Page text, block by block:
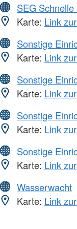
SEG
Karte: Link
Sonstige
Karte: Link
Sonstige
Karte: Link
Sonstige
Karte: Link
Sonstige
Karte: Link
Wasserwacht
Karte: Link